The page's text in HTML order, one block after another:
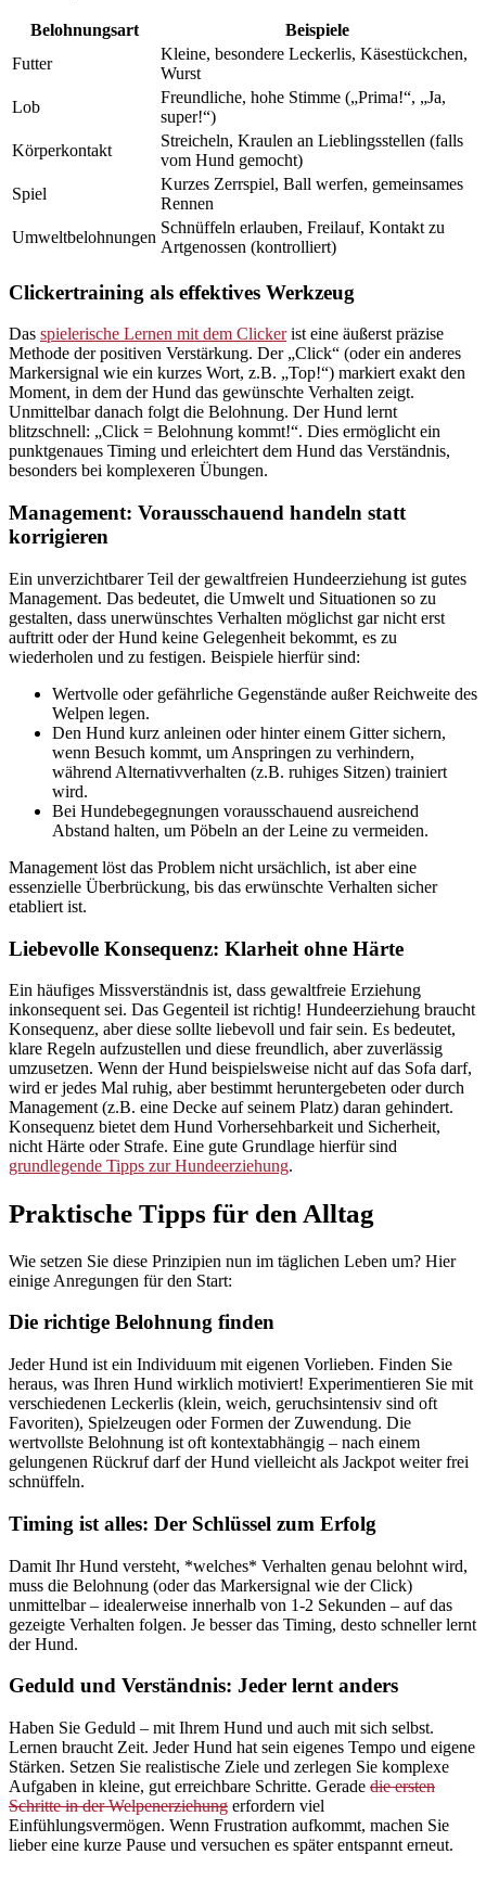
Belohnungsart
Beispiele
Futter
Kleine, besondere Leckerlis, Käsestückchen,
Wurst
Lob
Freundliche, hohe Stimme („Prima!“, „Ja,
super!“)
Körperkontakt
Streicheln, Kraulen an Lieblingsstellen (falls
vom Hund gemocht)
Spiel
Kurzes Zerrspiel, Ball werfen, gemeinsames
Rennen
Umweltbelohnungen
Schnüffeln erlauben, Freilauf, Kontakt zu
Artgenossen (kontrolliert)
Clickertraining als effektives Werkzeug
Das spielerische Lernen mit dem Clickerist eine äußerst präzise
Methode der positiven Verstärkung. Der „Click“ (oder ein anderes
Markersignal wie ein kurzes Wort, z.B. „Top!“) markiert exakt den
Moment, in dem der Hund das gewünschte Verhalten zeigt.
Unmittelbar danach folgt die Belohnung. Der Hund lernt
blitzschnell: „Click = Belohnung kommt!“. Dies ermöglicht ein
punktgenaues Timing und erleichtert dem Hund das Verständnis,
besonders bei komplexeren Übungen.
Management: Vorausschauend handeln statt
korrigieren
Ein unverzichtbarer Teil der gewaltfreien Hundeerziehung ist gutes
Management. Das bedeutet, die Umwelt und Situationen so zu
gestalten, dass unerwünschtes Verhalten möglichst gar nicht erst
auftritt oder der Hund keine Gelegenheit bekommt, es zu
wiederholen und zu festigen. Beispiele hierfür sind:
Wertvolle oder gefährliche Gegenstände außer Reichweite des
Welpen legen.
Den Hund kurz anleinen oder hinter einem Gitter sichern,
wenn Besuch kommt, um Anspringen zu verhindern,
während Alternativverhalten (z.B. ruhiges Sitzen) trainiert
wird.
Bei Hundebegegnungen vorausschauend ausreichend
Abstand halten, um Pöbeln an der Leine zu vermeiden.
Management löst das Problem nicht ursächlich, ist aber eine
essenzielle Überbrückung, bis das erwünschte Verhalten sicher
etabliert ist.
Liebevolle Konsequenz: Klarheit ohne Härte
Ein häufiges Missverständnis ist, dass gewaltfreie Erziehung
inkonsequent sei. Das Gegenteil ist richtig! Hundeerziehung braucht
Konsequenz, aber diese sollte liebevoll und fair sein. Es bedeutet,
klare Regeln aufzustellen und diese freundlich, aber zuverlässig
umzusetzen. Wenn der Hund beispielsweise nicht auf das Sofa darf,
wird er jedes Mal ruhig, aber bestimmt heruntergebeten oder durch
Management (z.B. eine Decke auf seinem Platz) daran gehindert.
Konsequenz bietet dem Hund Vorhersehbarkeit und Sicherheit,
nicht Härte oder Strafe. Eine gute Grundlage hierfür sind
grundlegende Tipps zur Hundeerziehung.
Praktische Tipps für den Alltag
Wie setzen Sie diese Prinzipien nun im täglichen Leben um? Hier
einige Anregungen für den Start:
Die richtige Belohnung finden
Jeder Hund ist ein Individuum mit eigenen Vorlieben. Finden Sie
heraus, was Ihren Hund wirklich motiviert! Experimentieren Sie mit
verschiedenen Leckerlis (klein, weich, geruchsintensiv sind oft
Favoriten), Spielzeugen oder Formen der Zuwendung. Die
wertvollste Belohnung ist oft kontextabhängig – nach einem
gelungenen Rückruf darf der Hund vielleicht als Jackpot weiter frei
schnüffeln.
Timing ist alles: Der Schlüssel zum Erfolg
Damit Ihr Hund versteht, *welches* Verhalten genau belohnt wird,
muss die Belohnung (oder das Markersignal wie der Click)
unmittelbar – idealerweise innerhalb von 1-2 Sekunden – auf das
gezeigte Verhalten folgen. Je besser das Timing, desto schneller lernt
der Hund.
Geduld und Verständnis: Jeder lernt anders
Haben Sie Geduld – mit Ihrem Hund und auch mit sich selbst.
Lernen braucht Zeit. Jeder Hund hat sein eigenes Tempo und eigene
Stärken. Setzen Sie realistische Ziele und zerlegen Sie komplexe
Aufgaben in kleine, gut erreichbare Schritte. Gerade die ersten
Schritte in der Welpenerziehung erfordern viel
Einfühlungsvermögen. Wenn Frustration aufkommt, machen Sie
lieber eine kurze Pause und versuchen es später entspannt erneut.